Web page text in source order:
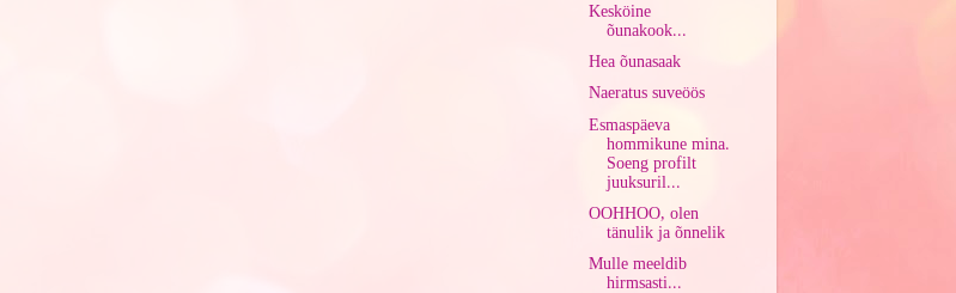
Kesköine
õunakook...
Hea õunasaak
Naeratus suveöös
Esmaspäeva
hommikune mina.
Soeng profilt
juuksuril...
OOHHOO, olen
tänulik ja õnnelik
Mulle meeldib
hirmsasti...